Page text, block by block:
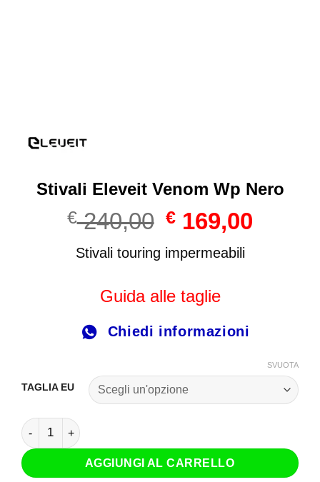
Stivali Eleveit Venom Wp Nero
€240,00 Il
prezzo
originale
€ 240,00.
€ 169,00
Stivali touring impermeabili
Guida alle taglie
Chiedi informazioni
TAGLIA EU
SVUOTA
Stivali Eleveit Venom Wp Nero quantità
AGGIUNGI AL CARRELLO